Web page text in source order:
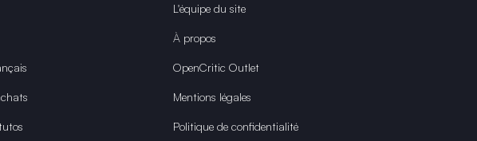
L'équipe du site
À propos
OpenCritic Outlet
Mentions légales
Politique de confidentialité